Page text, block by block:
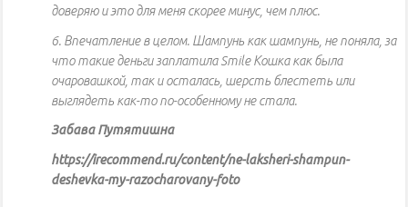
доверяю и это для меня скорее минус, чем плюс.
6. Впечатление в целом. Шампунь как шампунь, не поняла, за
что такие деньги заплатила Smile Кошка как была
очаровашкой, так и осталась, шерсть блестеть или
выглядеть как-то по-особенному не стала.
Забава Путятишна
https://irecommend.ru/content/ne-laksheri-shampun-
deshevka-my-razocharovany-foto